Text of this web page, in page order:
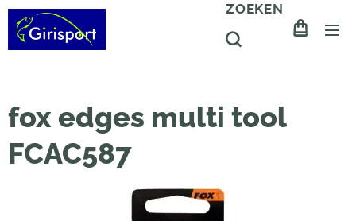
ZOEKEN
fox edges multi tool
FCAC587